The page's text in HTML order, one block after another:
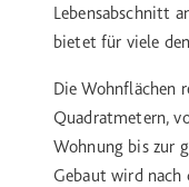
Lebensabschnitt
bietet für viele
Die Wohnflächen
Quadratmetern,
Wohnung bis zur
Gebaut wird nach